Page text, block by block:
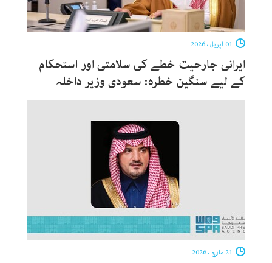
ایرانی جارحیت خطے کی سلامتی اور استحکام
کے لیے سنگین خطرہ: سعودی وزیر داخلہ